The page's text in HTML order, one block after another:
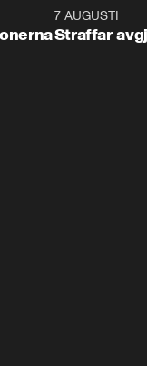
7 AUGUSTI
Straffar